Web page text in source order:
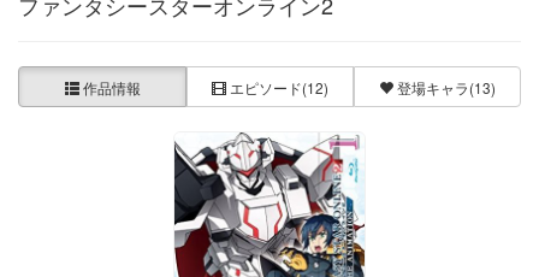
作品情報 エピソード(12) 登場キャラ(13)